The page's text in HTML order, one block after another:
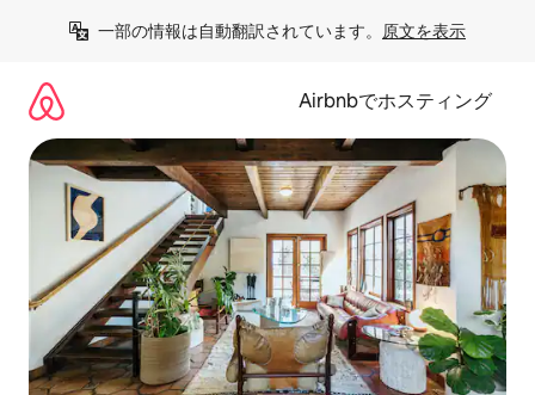
一部の情報は自動翻訳されています。 原文を表示
Airbnbでホスティング